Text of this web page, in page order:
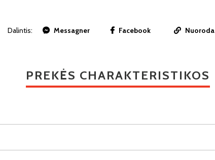
Dalintis: Messagner Facebook Nuoroda
PREKĖS CHARAKTERISTIKOS